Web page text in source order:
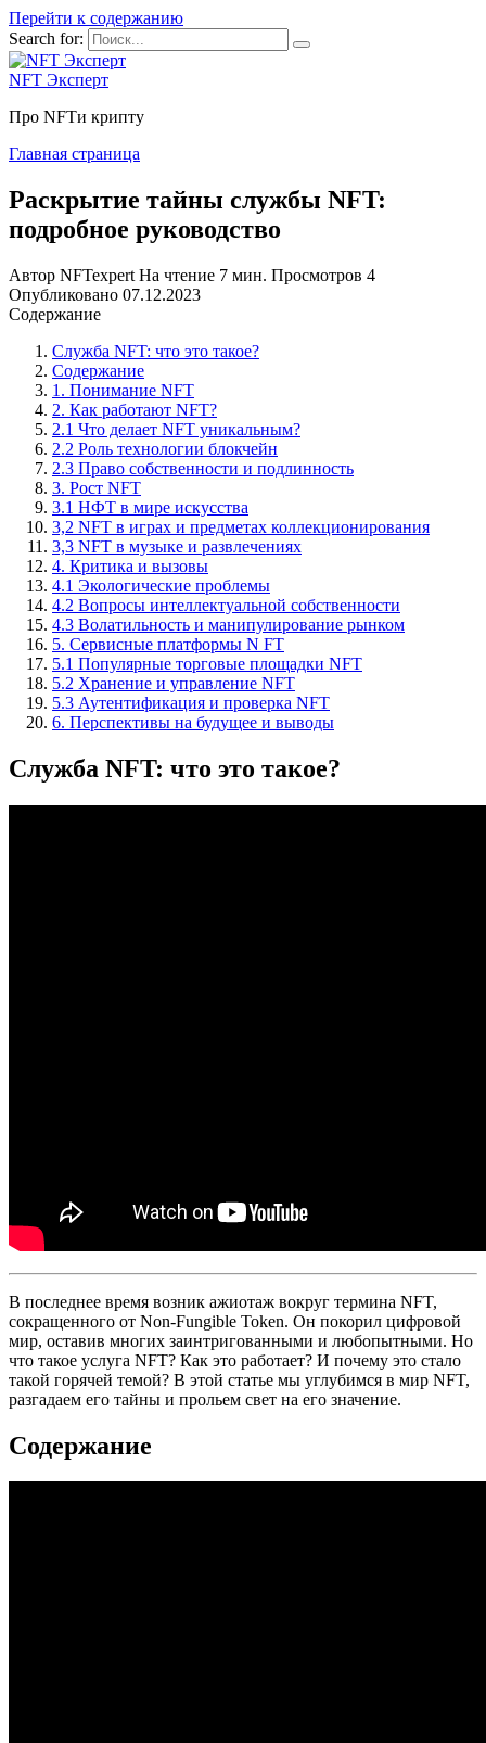
Перейти к содержанию
Search for:
NFT Эксперт
Про NFTи крипту
Главная страница
Раскрытие тайны службы NFT:
подробное руководство
Автор NFTexpert На чтение 7 мин. Просмотров 4
Опубликовано 07.12.2023
Содержание
Служба NFT: что это такое?
Содержание
1. Понимание NFT
2. Как работают NFT?
2.1 Что делает NFT уникальным?
2.2 Роль технологии блокчейн
2.3 Право собственности и подлинность
3. Рост NFT
3.1 НФТ в мире искусства
3,2 NFT в играх и предметах коллекционирования
3,3 NFT в музыке и развлечениях
4. Критика и вызовы
4.1 Экологические проблемы
4.2 Вопросы интеллектуальной собственности
4.3 Волатильность и манипулирование рынком
5. Сервисные платформы N FT
5.1 Популярные торговые площадки NFT
5.2 Хранение и управление NFT
5.3 Аутентификация и проверка NFT
6. Перспективы на будущее и выводы
Служба NFT: что это такое?
В последнее время возник ажиотаж вокруг термина NFT,
сокращенного от Non-Fungible Token. Он покорил цифровой
мир, оставив многих заинтригованными и любопытными. Но
что такое услуга NFT? Как это работает? И почему это стало
такой горячей темой? В этой статье мы углубимся в мир NFT,
разгадаем его тайны и прольем свет на его значение.
Содержание